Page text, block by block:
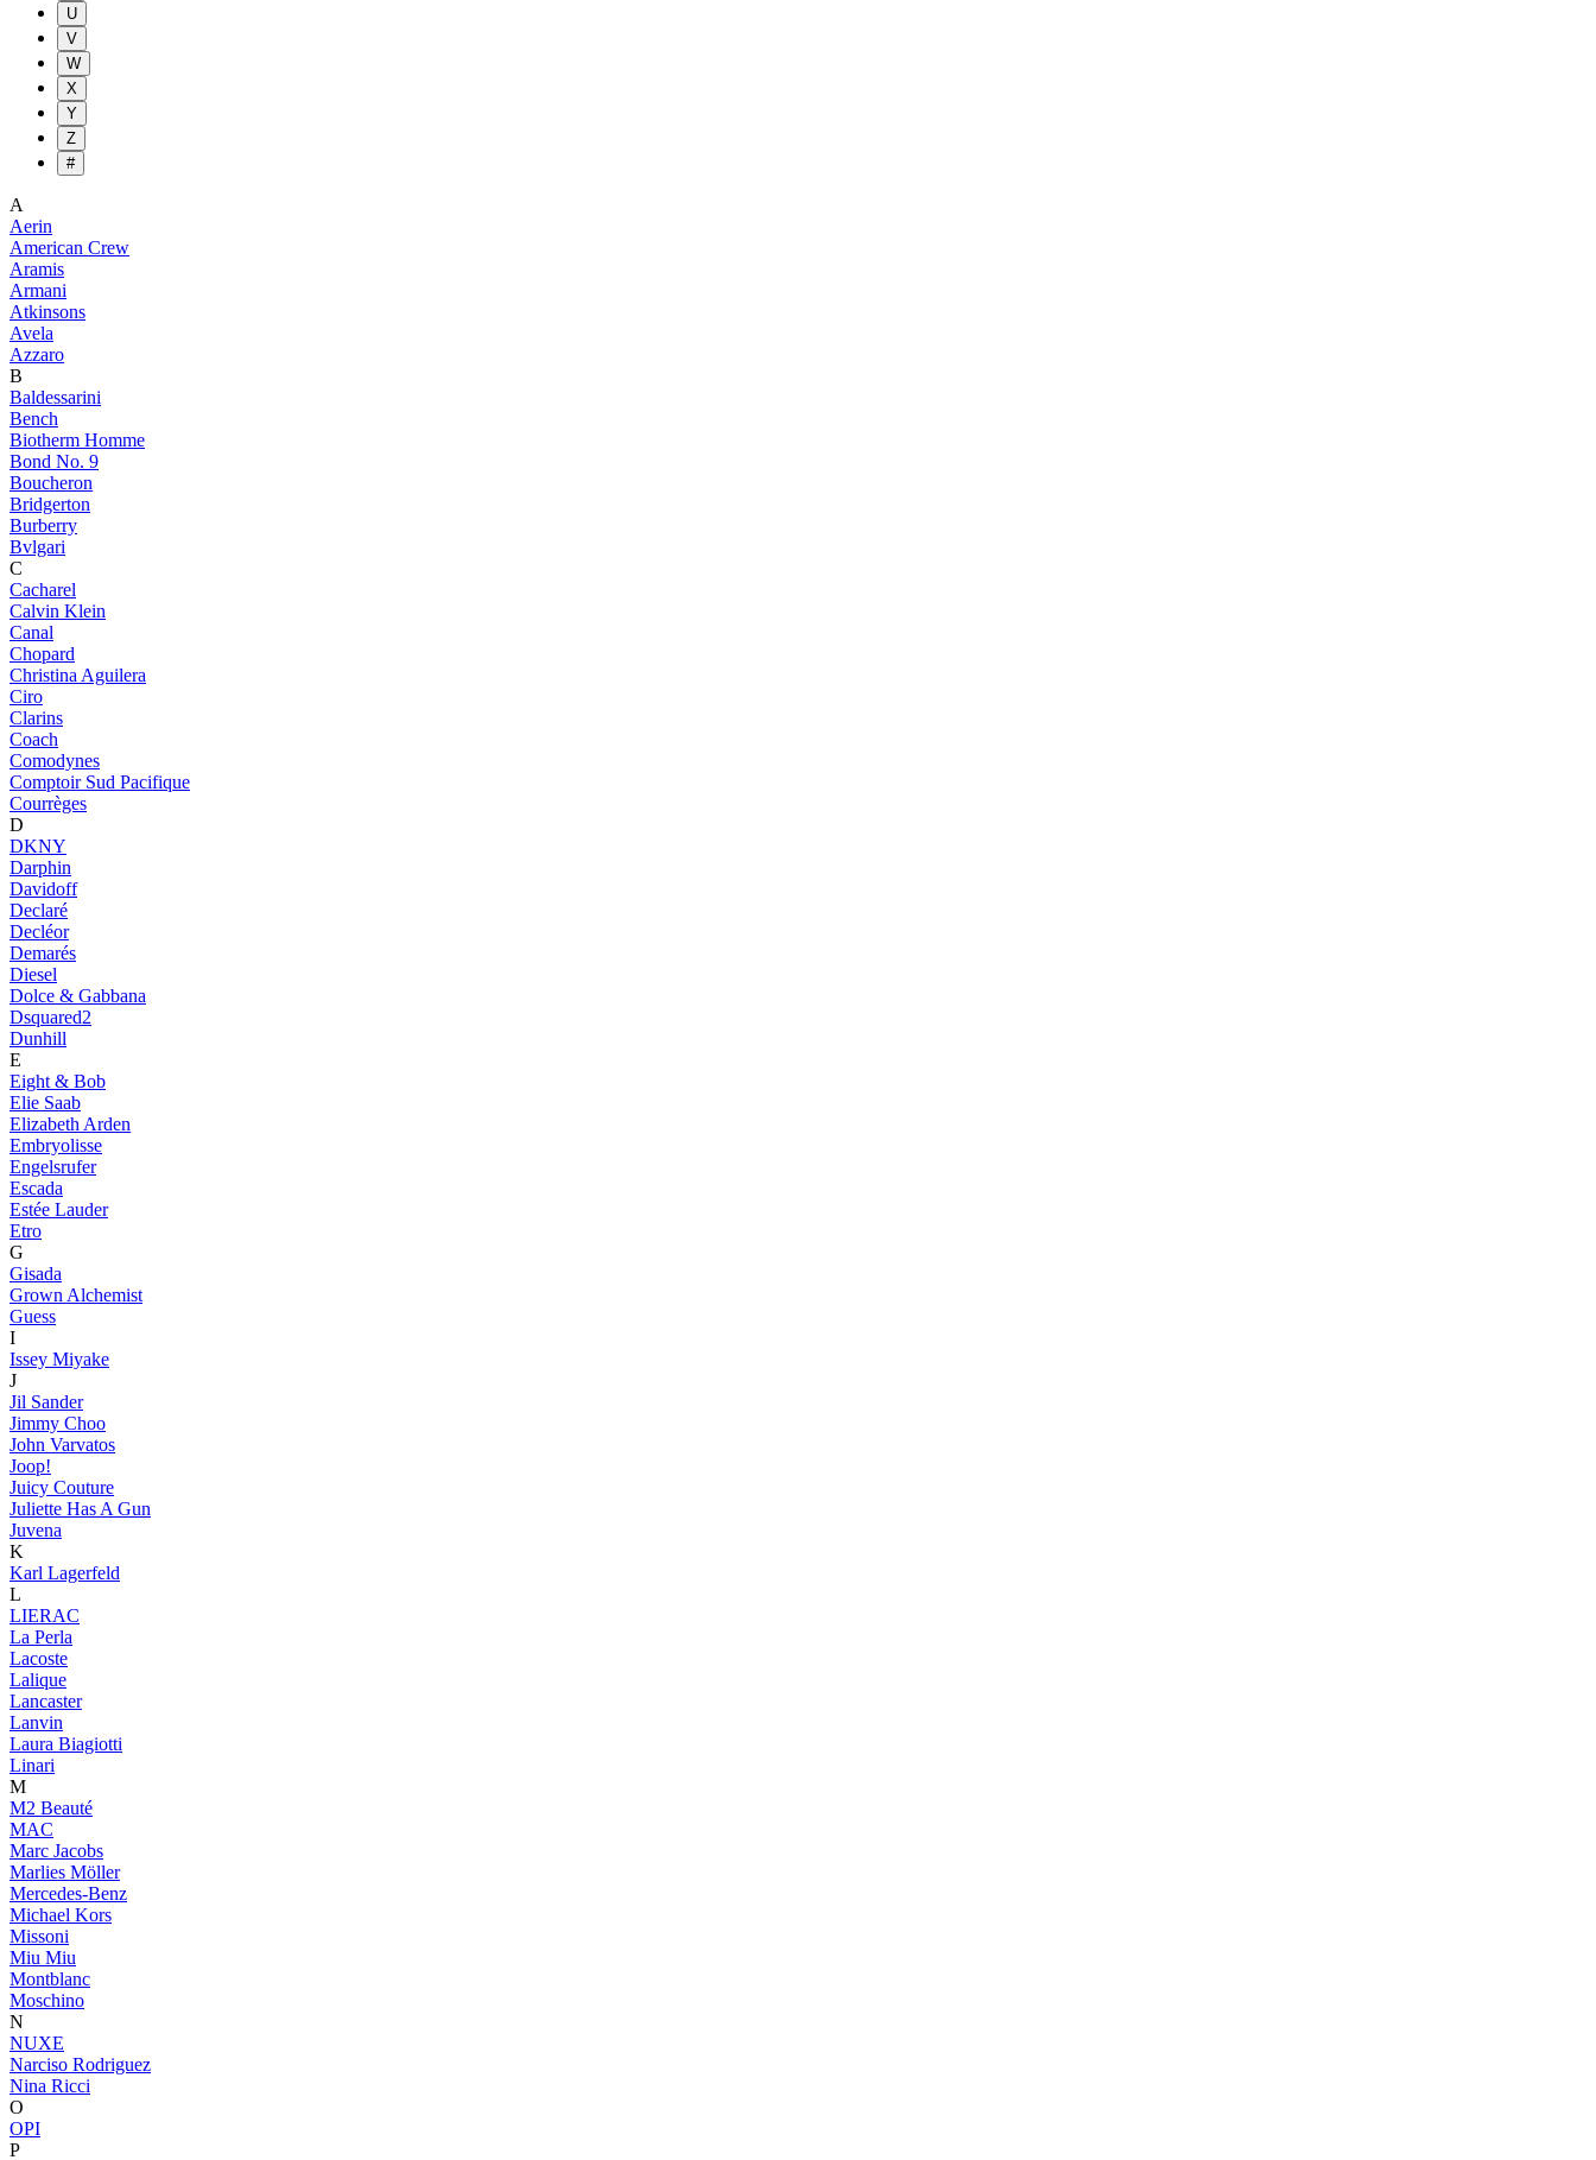
U
V
W
X
Y
Z
#
A
Aerin
American Crew
Aramis
Armani
Atkinsons
Avela
Azzaro
B
Baldessarini
Bench
Biotherm Homme
Bond No. 9
Boucheron
Bridgerton
Burberry
Bvlgari
C
Cacharel
Calvin Klein
Canal
Chopard
Christina Aguilera
Ciro
Clarins
Coach
Comodynes
Comptoir Sud Pacifique
Courrèges
D
DKNY
Darphin
Davidoff
Declaré
Decléor
Demarés
Diesel
Dolce & Gabbana
Dsquared2
Dunhill
E
Eight & Bob
Elie Saab
Elizabeth Arden
Embryolisse
Engelsrufer
Escada
Estée Lauder
Etro
G
Gisada
Grown Alchemist
Guess
I
Issey Miyake
J
Jil Sander
Jimmy Choo
John Varvatos
Joop!
Juicy Couture
Juliette Has A Gun
Juvena
K
Karl Lagerfeld
L
LIERAC
La Perla
Lacoste
Lalique
Lancaster
Lanvin
Laura Biagiotti
Linari
M
M2 Beauté
MAC
Marc Jacobs
Marlies Möller
Mercedes-Benz
Michael Kors
Missoni
Miu Miu
Montblanc
Moschino
N
NUXE
Narciso Rodriguez
Nina Ricci
O
OPI
P